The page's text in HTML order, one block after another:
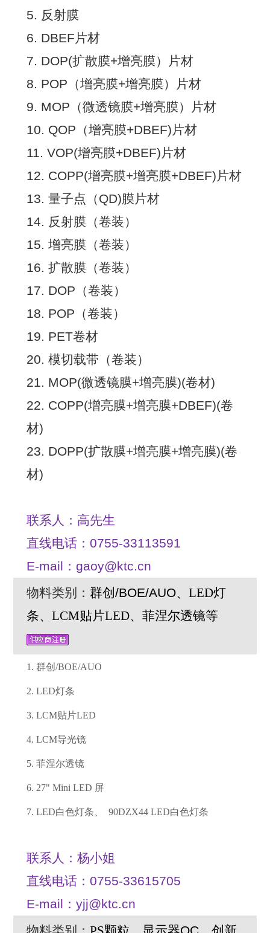
5. 反射膜
6. DBEF片材
7. DOP(扩散膜+增亮膜）片材
8. POP（增亮膜+增亮膜）片材
9. MOP（微透镜膜+增亮膜）片材
10. QOP（增亮膜+DBEF)片材
11. VOP(增亮膜+DBEF)片材
12. COPP(增亮膜+增亮膜+DBEF)片材
13. 量子点（QD)膜片材
14. 反射膜（卷装）
15. 增亮膜（卷装）
16. 扩散膜（卷装）
17. DOP（卷装）
18. POP（卷装）
19. PET卷材
20. 模切载带（卷装）
21. MOP(微透镜膜+增亮膜)(卷材)
22. COPP(增亮膜+增亮膜+DBEF)(卷
材)
23. DOPP(扩散膜+增亮膜+增亮膜)(卷
材)
联系人：高先生
直线电话：0755-33113591
E-mail：gaoy@ktc.cn
物料类别： 群创/BOE/AUO、 LED灯
条、 LCM贴片LED、 菲涅尔透镜等
1. 群创/BOE/AUO
2. LED灯条
3. LCM贴片LED
4. LCM导光镜
5. 菲涅尔透镜
6. 27" Mini LED 屏
7. LED白色灯条、 90DZX44 LED白色灯条
联系人：杨小姐
直线电话：0755-33615705
E-mail：yjj@ktc.cn